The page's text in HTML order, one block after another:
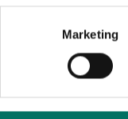
Marketing
praktisk løsning, når
at gå på kompromis
kraftigt gitterhegn og
roligt visuelt udtryk.